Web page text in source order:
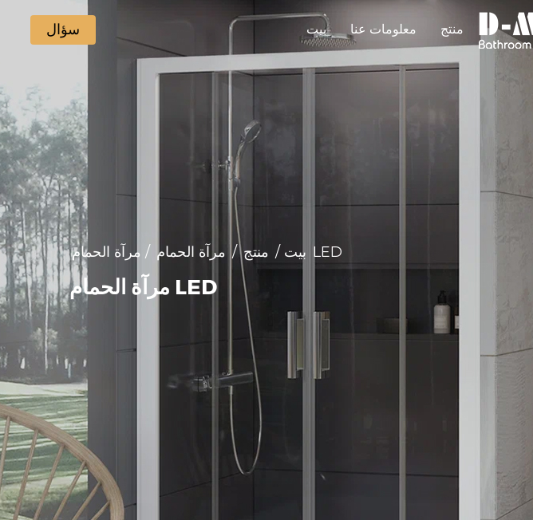
سؤال بيت معلومات عنا منتج
بيت / منتج/ مرآة الحمام / مرآة الحمام LED
مرآة الحمام LED